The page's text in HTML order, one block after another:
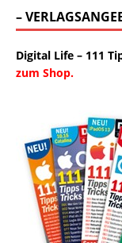
–
Digital Life – 111
zum Shop.